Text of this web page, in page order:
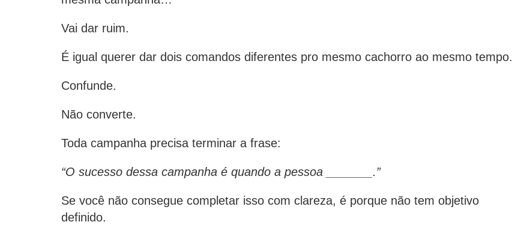
Vai dar ruim.
É igual querer dar dois comandos diferentes pro mesmo cachorro ao mesmo tempo.
Confunde.
Não converte.
Toda campanha precisa terminar a frase:
“O sucesso dessa campanha é quando a pessoa _______.”
Se você não consegue completar isso com clareza, é porque não tem objetivo
definido.